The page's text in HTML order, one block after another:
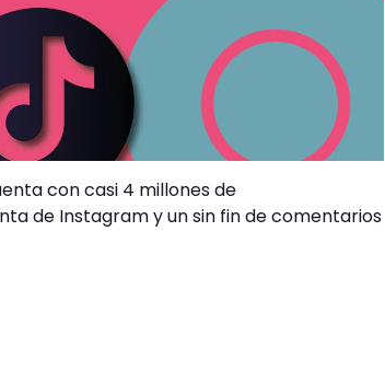
con casi 4 millones de
de Instagram y un sin fin de comentarios